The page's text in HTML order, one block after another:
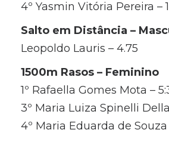
4º Yasmin Vitória Pereira –
Salto em Distância –
Leopoldo Lauris – 4.75
1500m Rasos – Feminino
1º Rafaella Gomes Mota –
3º Maria Luiza Spinelli
4º Maria Eduarda de Souza